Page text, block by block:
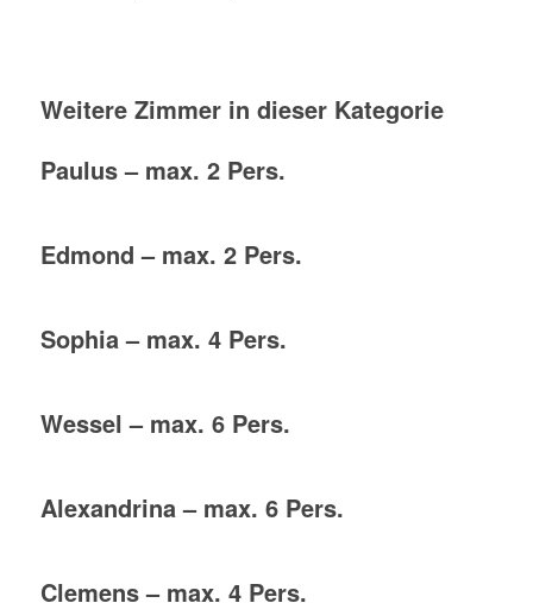
Weitere Zimmer in dieser Kategorie
Paulus – max. 2 Pers.
Edmond – max. 2 Pers.
Sophia – max. 4 Pers.
Wessel – max. 6 Pers.
Alexandrina – max. 6 Pers.
Clemens – max. 4 Pers.